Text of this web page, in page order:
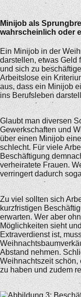
Minijob als
wahrscheinlich oder
Ein Minijob in der
darstellen, etwas Geld
und sich zu
Arbeitslose ein
aus, dass ein Minijob
ins Berufsleben
Glaubt man diversen
Gewerkschaften und
über einen Minijob
schlecht. Für viele
Beschäftigung
verheiratete Frauen.
verringert dadurch
Zu viel sollten sich
kurzfristigen
erwarten. Wer aber
Möglichkeiten sieht
Extraverdienst ist,
Abstand nehmen.
Weihnachtszeit schön,
zu haben und zudem